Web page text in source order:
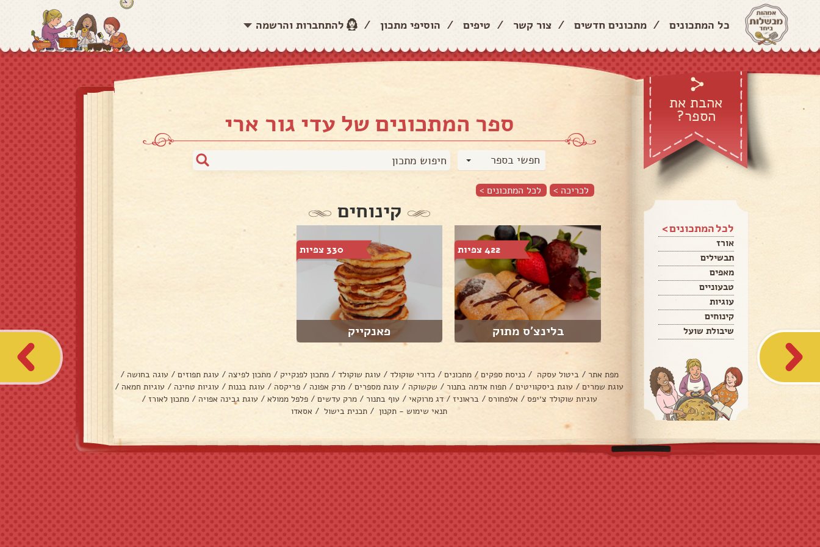
כל המתכונים / מתכונים חדשים / צור קשר / טיפים / הוסיפי מתכון / להתחברות והרשמה
אהבת את
הספר?
לכל המתכונים >
אורז
תבשילים
מאפים
טבעוניים
עוגיות
קינוחים
שיבולת שועל
ספר המתכונים של עדי גור ארי
חפשי בספר
לכריכה > לכל המתכונים >
קינוחים
422 צפיות
בלינצ'ס מתוק
330 צפיות
פאנקייק
מפת אתר / ביטול עסקה / כניסת ספקים / מתכונים / כדורי שוקולד / עוגת שוקולד / מתכון לפנקייק / מתכון לפיצה / עוגת תפוזים / עוגה בחושה /
עוגת שמרים / עוגת ביסקוויטים / תפוח אדמה בתנור / שקשוקה / עוגת מספרים / מרק אפונה / פריקסה / עוגת בננות / עוגיות טחינה / עוגיות חמאה /
עוגיות שוקולד צ׳יפס / אלפחורס / בראוניז / דג מרוקאי / עוף בתנור / מרק עדשים / פלפל ממולא / עוגת גבינה אפויה / מתכון לאורז /
תנאי שימוש - תקנון / תכנית בישול / אסאדו